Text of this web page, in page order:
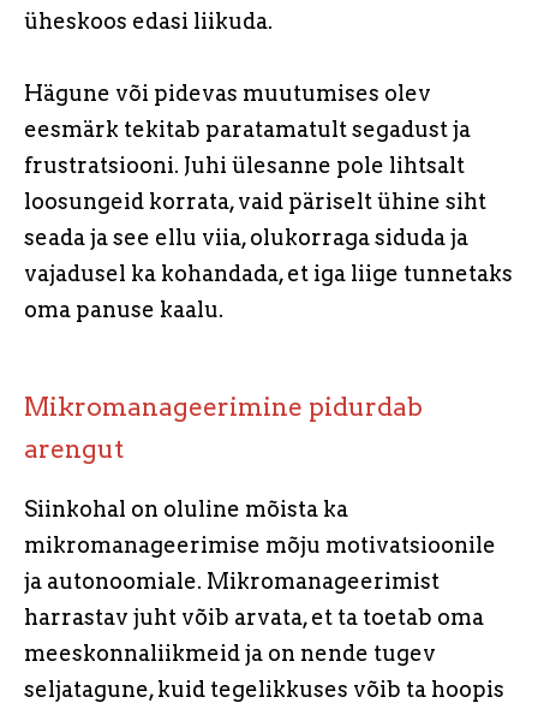
üheskoos edasi liikuda.
Hägune või pidevas muutumises olev
eesmärk tekitab paratamatult segadust ja
frustratsiooni. Juhi ülesanne pole lihtsalt
loosungeid korrata, vaid päriselt ühine siht
seada ja see ellu viia, olukorraga siduda ja
vajadusel ka kohandada, et iga liige tunnetaks
oma panuse kaalu.
Mikromanageerimine pidurdab
arengut
Siinkohal on oluline mõista ka
mikromanageerimise mõju motivatsioonile
ja autonoomiale. Mikromanageerimist
harrastav juht võib arvata, et ta toetab oma
meeskonnaliikmeid ja on nende tugev
seljatagune, kuid tegelikkuses võib ta hoopis